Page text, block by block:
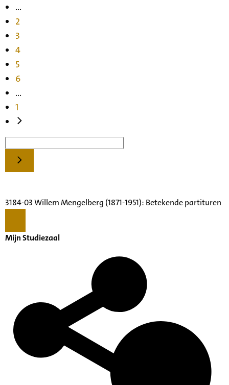
...
2
3
4
5
6
...
1
3184-03 Willem Mengelberg (1871-1951): Betekende partituren
Mijn Studiezaal